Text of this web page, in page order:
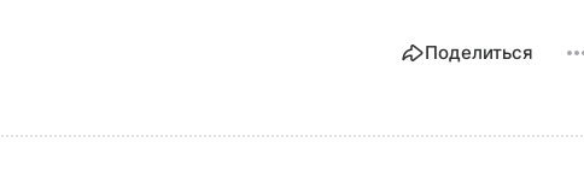
Поделиться